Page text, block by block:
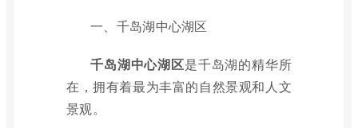
一、千岛湖中心湖区
千岛湖中心湖区是千岛湖的精华所
在，拥有着最为丰富的自然景观和人文
景观。